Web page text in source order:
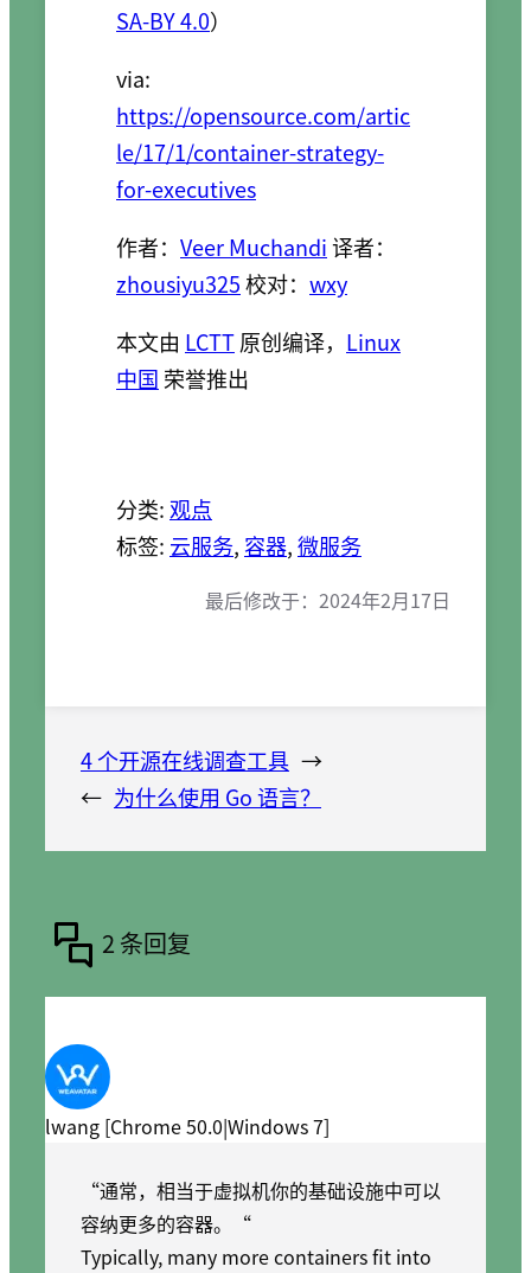
SA-BY 4.0）
via:
https://opensource.com/artic
le/17/1/container-strategy-
for-executives
作者： Veer Muchandi译者：
zhousiyu325校对： wxy
本文由 LCTT原创编译， Linux
中国 荣誉推出
分类: 观点
标签: 云服务, 容器, 微服务
最后修改于： 2024年2月17日
4 个开源在线调查工具 →
← 为什么使用 Go 语言？
2 条回复
lwang [Chrome 50.0|Windows 7]
“通常，相当于虚拟机你的基础设施中可以
容纳更多的容器。“
Typically, many more containers fit into